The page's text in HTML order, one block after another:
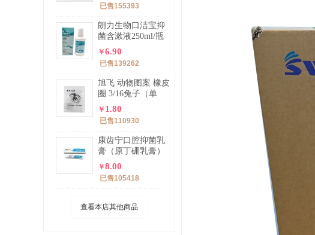
已售155393
朗力生物口洁宝抑
菌含漱液250ml/瓶
（口洁宝）
￥6.90
已售139262
旭飞 动物图案 橡皮
圈 3/16兔子（单
包）
￥ 1.80
已售110930
康齿宁口腔抑菌乳
膏（原丁硼乳膏）
70g/支
￥8.00
已售105418
查看本店其他商品